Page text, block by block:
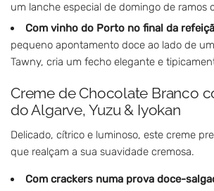
um lanche especial de domingo de ramos
Com vinho do Porto no final da
pequeno apontamento doce ao lado de
Tawny, cria um fecho elegante e
Creme de Chocolate Branco
do Algarve, Yuzu & Iyokan
Delicado, cítrico e luminoso, este creme
que realçam a sua suavidade cremosa.
Com crackers numa prova doce-